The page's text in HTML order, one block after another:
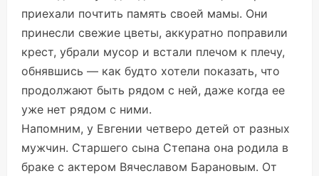
приехали почтить память своей мамы. Они
принесли свежие цветы, аккуратно поправили
крест, убрали мусор и встали плечом к плечу,
обнявшись — как будто хотели показать, что
продолжают быть рядом с ней, даже когда ее
уже нет рядом с ними.
Напомним, у Евгении четверо детей от разных
мужчин. Старшего сына Степана она родила в
браке с актером Вячеславом Барановым. От